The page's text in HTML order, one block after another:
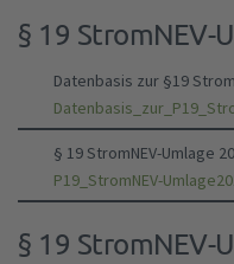
§ 19 StromNEV-
Datenbasis zur §19
§ 19 StromNEV-Umlage
P19_StromNEV-
§ 19 StromNEV-